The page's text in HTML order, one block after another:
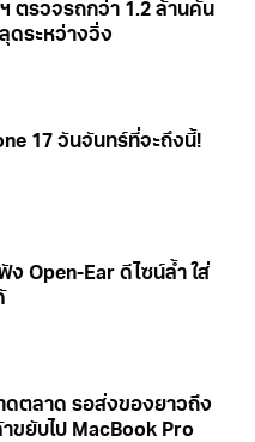
ตรวจรถกว่า 1.2 ล้านคัน
ดระหว่างวิ่ง
17 วันจันทร์ที่จะถึงนี้!
ง Open-Ear ดีไซน์ล้ำ ใส่
ดตลาด รอส่งของยาวถึง
ขยับไป MacBook Pro